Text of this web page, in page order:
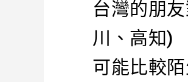
台灣的朋
川、高知)
可能比較